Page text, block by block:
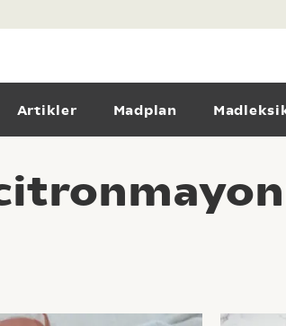
Artikler Madplan